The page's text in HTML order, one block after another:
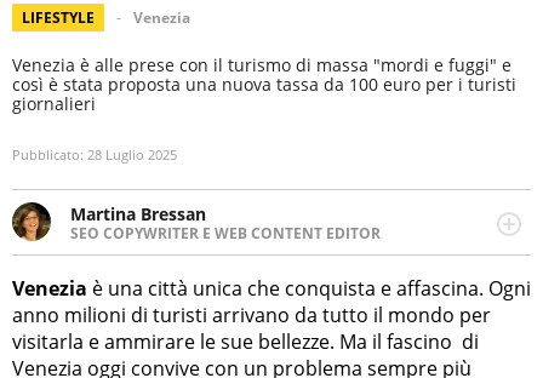
LIFESTYLE Venezia
Venezia è alle prese con il turismo di massa "mordi e fuggi" e
così è stata proposta una nuova tassa da 100 euro per i turisti
giornalieri
Pubblicato: 28 Luglio 2025
Martina Bressan
SEO COPYWRITER E WEB CONTENT EDITOR
Appassionata di viaggi, di trail running e di yoga, ama
scoprire nuovi posti e nuove culture. Curiosa,
determinata e intraprendente adora leggere ma
soprattutto scrivere.
Venezia è una città unica che conquista e affascina. Ogni
anno milioni di turisti arrivano da tutto il mondo per
visitarla e ammirare le sue bellezze. Ma il fascino di
Venezia oggi convive con un problema sempre più